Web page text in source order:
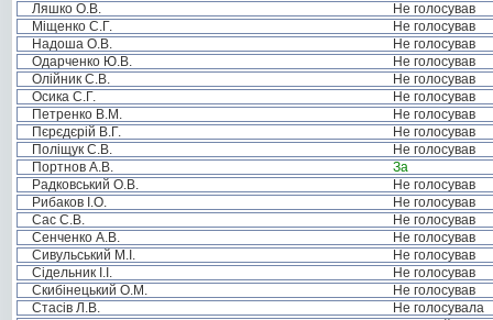
Ляшко О.В.
Не голосував
Міщенко С.Г.
Не голосував
Надоша О.В.
Не голосував
Одарченко Ю.В.
Не голосував
Олійник С.В.
Не голосував
Осика С.Г.
Не голосував
Петренко В.М.
Не голосував
Пєрєдєрій В.Г.
Не голосував
Поліщук С.В.
Не голосував
Портнов А.В.
За
Радковський О.В.
Не голосував
Рибаков І.О.
Не голосував
Сас С.В.
Не голосував
Сенченко А.В.
Не голосував
Сивульський М.І.
Не голосував
Сідельник І.І.
Не голосував
Скибінецький О.М.
Не голосував
Стасів Л.В.
Не голосувала